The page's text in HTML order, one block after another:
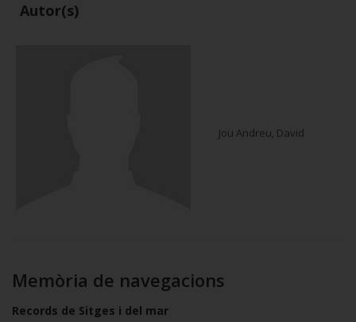
Autor(s)
Jou Andreu, David
Memòria de navegacions
Records de Sitges i del mar